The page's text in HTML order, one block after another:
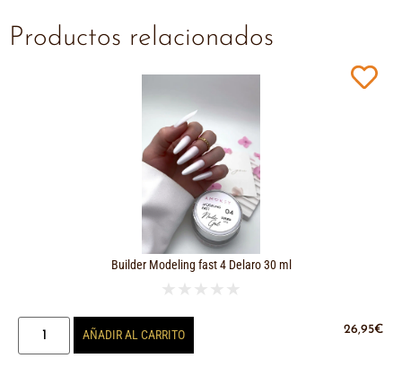
Productos relacionados
Builder Modeling fast 4 Delaro 30 ml
★ ★ ★ ★ ★
26,95€
AÑADIR AL CARRITO